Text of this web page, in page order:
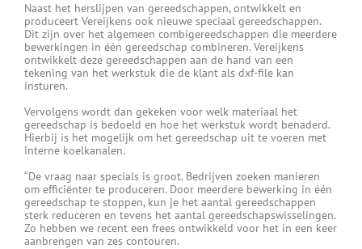
Naast het herslijpen van gereedschappen, ontwikkelt en
produceert Vereijkens ook nieuwe speciaal gereedschappen.
Dit zijn over het algemeen combigereedschappen die meerdere
bewerkingen in één gereedschap combineren. Vereijkens
ontwikkelt deze gereedschappen aan de hand van een
tekening van het werkstuk die de klant als dxf-file kan
insturen.
Vervolgens wordt dan gekeken voor welk materiaal het
gereedschap is bedoeld en hoe het werkstuk wordt benaderd.
Hierbij is het mogelijk om het gereedschap uit te voeren met
interne koelkanalen.
“De vraag naar specials is groot. Bedrijven zoeken manieren
om efficiënter te produceren. Door meerdere bewerking in één
gereedschap te stoppen, kun je het aantal gereedschappen
sterk reduceren en tevens het aantal gereedschapswisselingen.
Zo hebben we recent een frees ontwikkeld voor het in een keer
aanbrengen van zes contouren.